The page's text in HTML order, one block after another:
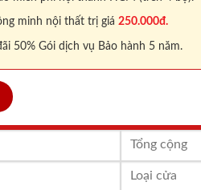
minh nội thất trị giá 250.000đ.
50% Gói dịch vụ Bảo hành 5 năm.